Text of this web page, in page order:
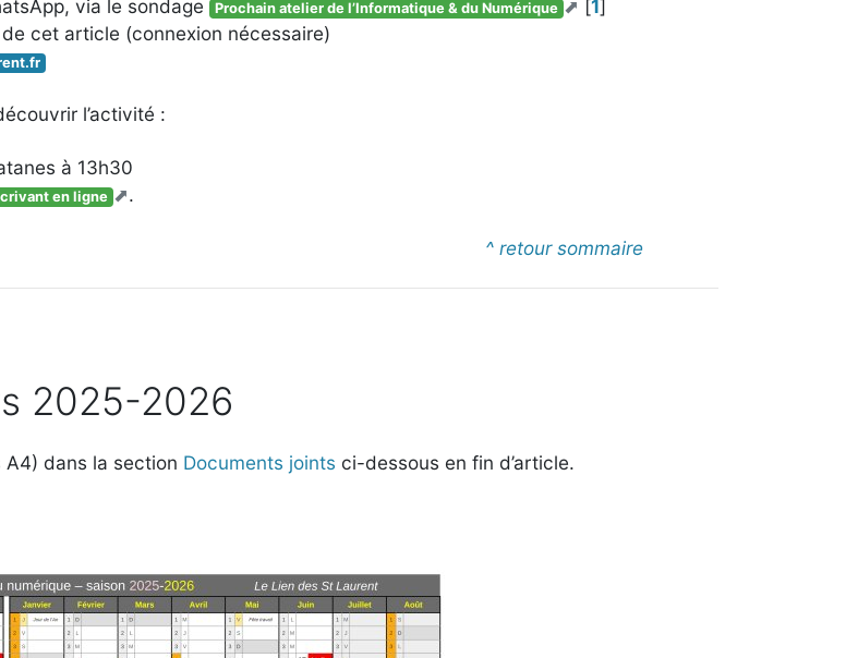
via le sondage
Prochain atelier de l’Informatique & du Numérique [1]
de cet article (connexion nécessaire)
l’activité :
à 13h30
en ligne .
^ retour sommaire
2025-2026
A4) dans la section Documents joints ci-dessous en fin d’article.